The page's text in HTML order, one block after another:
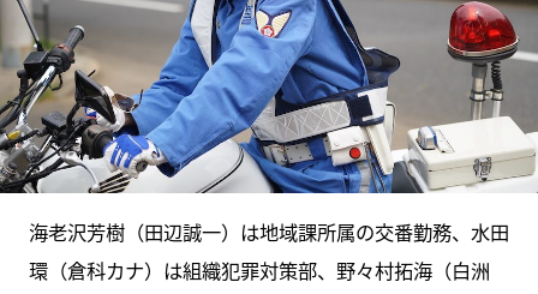
海老沢芳樹（田辺誠一）は地域課所属の交番勤務、水田
環（倉科カナ）は組織犯罪対策部、野々村拓海（白洲